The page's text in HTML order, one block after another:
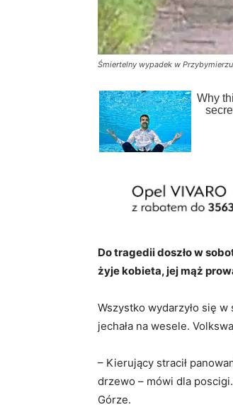
Śmiertelny wypadek w
Do tragedii doszło w
żyje kobieta, jej mąż
Wszystko wydarzyło się
jechała na wesele.
– Kierujący stracił
drzewo – mówi dla
Górze.